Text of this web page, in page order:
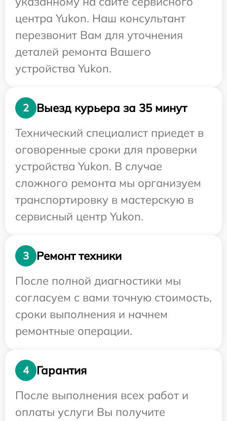
центра Yukon. Наш консультант
перезвонит Вам для уточнения
деталей ремонта Вашего
устройства Yukon.
2
Выезд курьера за 35 минут
Технический специалист приедет в
оговоренные сроки для проверки
устройства Yukon. В случае
сложного ремонта мы организуем
транспортировку в мастерскую в
сервисный центр Yukon.
3
Ремонт техники
После полной диагностики мы
согласуем с вами точную стоимость,
сроки выполнения и начнем
ремонтные операции.
4
Гарантия
После выполнения всех работ и
оплаты услуги Вы получите